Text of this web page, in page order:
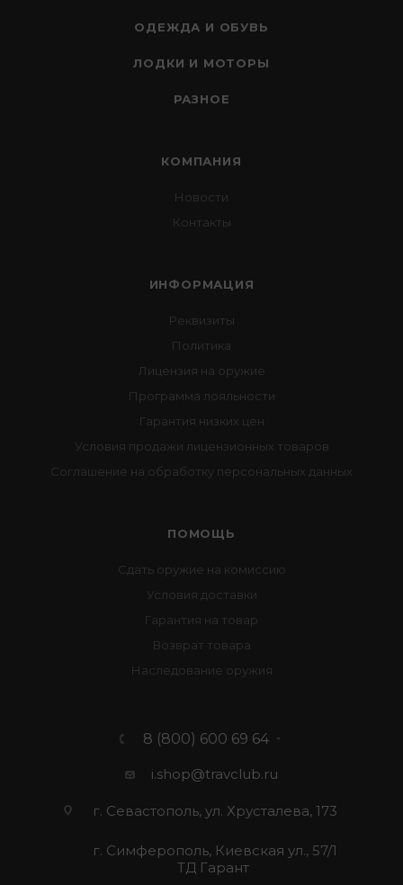
ОДЕЖДА И ОБУВЬ
ЛОДКИ И МОТОРЫ
РАЗНОЕ
КОМПАНИЯ
Новости
Контакты
ИНФОРМАЦИЯ
Реквизиты
Политика
Лицензия на оружие
Программа лояльности
Гарантия низких цен
Условия продажи лицензионных товаров
Соглашение на обработку персональных данных
ПОМОЩЬ
Сдать оружие на комиссию
Условия доставки
Гарантия на товар
Возврат товара
Наследование оружия
8 (800) 600 69 64
i.shop@travclub.ru
г. Севастополь, ул. Хрусталева, 173
г. Симферополь, Киевская ул., 57/1
ТД Гарант